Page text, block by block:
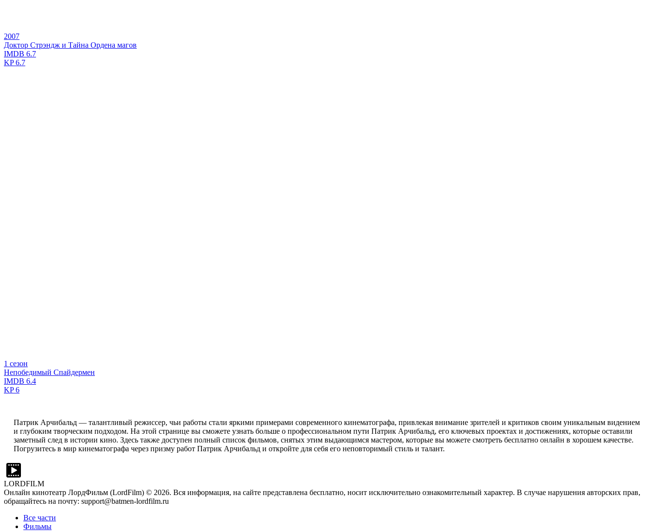
2007
Доктор Стрэндж и Тайна Ордена магов
IMDB 6.7
KP6.7
1 сезон
Непобедимый Спайдермен
IMDB 6.4
KP6
Патрик Арчибальд — талантливый режиссер, чьи работы стали яркими примерами современного кинематографа, привлекая внимание зрителей и критиков своим уникальным видением
и глубоким творческим подходом. На этой странице вы сможете узнать больше о профессиональном пути Патрик Арчибальд, его ключевых проектах и достижениях, которые оставили
заметный след в истории кино. Здесь также доступен полный список фильмов, снятых этим выдающимся мастером, которые вы можете смотреть бесплатно онлайн в хорошем качестве.
Погрузитесь в мир кинематографа через призму работ Патрик Арчибальд и откройте для себя его неповторимый стиль и талант.
LORDFILM
Онлайн кинотеатр ЛордФильм (LordFilm) © 2026. Вся информация, на сайте представлена бесплатно, носит исключительно ознакомительный характер. В случае нарушения авторских прав,
обращайтесь на почту: support@batmen-lordfilm.ru
Все части
Фильмы